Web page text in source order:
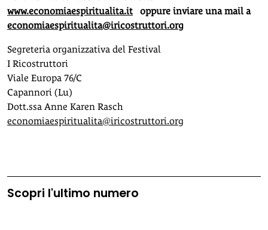
www.economiaespiritualita.it oppure inviare una mail a
economiaespiritualita@iricostruttori.org
Segreteria organizzativa del Festival
I Ricostruttori
Viale Europa 76/C
Capannori (Lu)
Dott.ssa Anne Karen Rasch
economiaespiritualita@iricostruttori.org
Scopri l'ultimo numero